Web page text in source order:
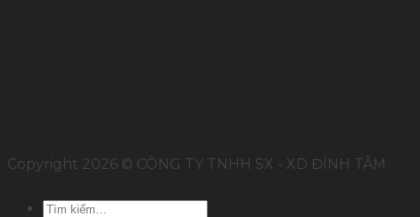
Copyright 2026 © CÔNG TY TNHH SX - XD ĐỈNH TÂM
Tìm